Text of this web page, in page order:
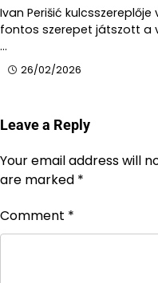
Ivan Perišić
fontos szerepet játszott a
…
26/02/2026
Leave a Reply
Your email address will
are marked *
Comment *